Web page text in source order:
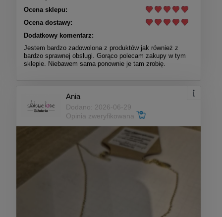
Ocena sklepu:
Ocena dostawy:
Dodatkowy komentarz:
Jestem bardzo zadowolona z produktów jak również z
bardzo sprawnej obsługi. Gorąco polecam zakupy w tym
sklepie. Niebawem sama ponownie je tam zrobię.
Ania
Dodano: 2026-06-29
Opinia zweryfikowana